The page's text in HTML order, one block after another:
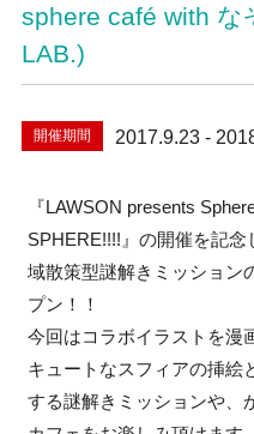
sphere café with な
LAB.)
開催期間 2017.9.23 -
『LAWSON presents
SPHERE!!!!』の開催を記
域散策型謎解きミッション
プン！！
今回はコラボイラストを漫
キュートなスフィアの挿絵
する謎解きミッションや、